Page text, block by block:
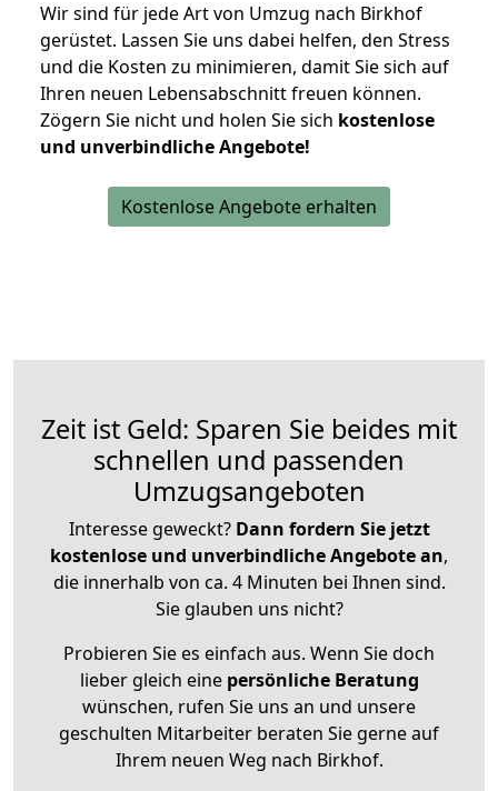
Wir sind für jede Art von Umzug nach Birkhof
gerüstet. Lassen Sie uns dabei helfen, den Stress
und die Kosten zu minimieren, damit Sie sich auf
Ihren neuen Lebensabschnitt freuen können.
Zögern Sie nicht und holen Sie sich kostenlose
und unverbindliche Angebote!
Kostenlose Angebote erhalten
Zeit ist Geld: Sparen Sie beides mit
schnellen und passenden
Umzugsangeboten
Interesse geweckt? Dann fordern Sie jetzt
kostenlose und unverbindliche Angebote an,
die innerhalb von ca. 4 Minuten bei Ihnen sind.
Sie glauben uns nicht?
Probieren Sie es einfach aus. Wenn Sie doch
lieber gleich eine persönliche Beratung
wünschen, rufen Sie uns an und unsere
geschulten Mitarbeiter beraten Sie gerne auf
Ihrem neuen Weg nach Birkhof.